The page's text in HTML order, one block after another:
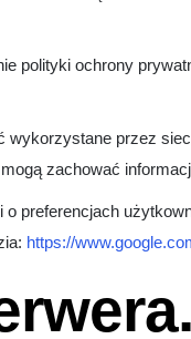
polityki ochrony
wykorzystane przez
zachować
o preferencjach
https://